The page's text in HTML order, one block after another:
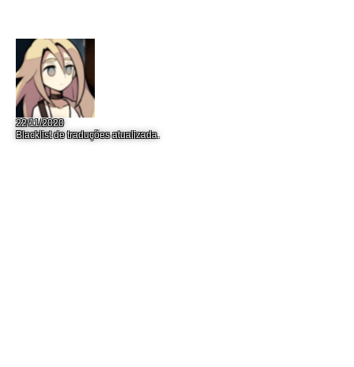
22/11/2020
Blacklist de traduções atualizada.